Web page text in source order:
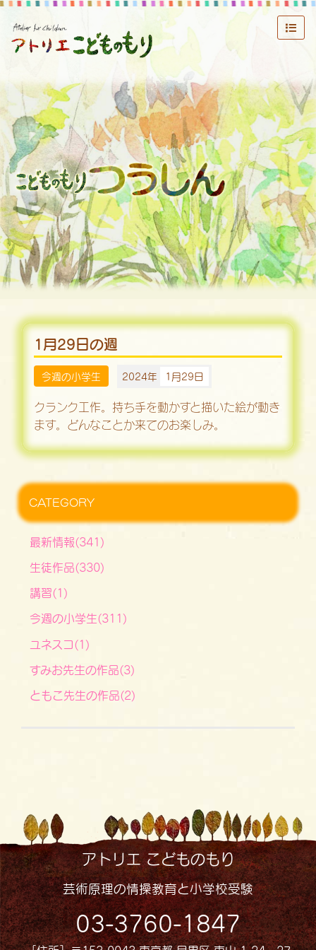
1月29日の週
今週の小学生 2024年 1月29日
クランク工作。持ち手を動かすと描いた絵が動き
ます。どんなことか来てのお楽しみ。
CATEGORY
最新情報(341)
生徒作品(330)
講習(1)
今週の小学生(311)
ユネスコ(1)
すみお先生の作品(3)
ともこ先生の作品(2)
アトリエ こどものもり
芸術原理の情操教育と小学校受験
03-3760-1847